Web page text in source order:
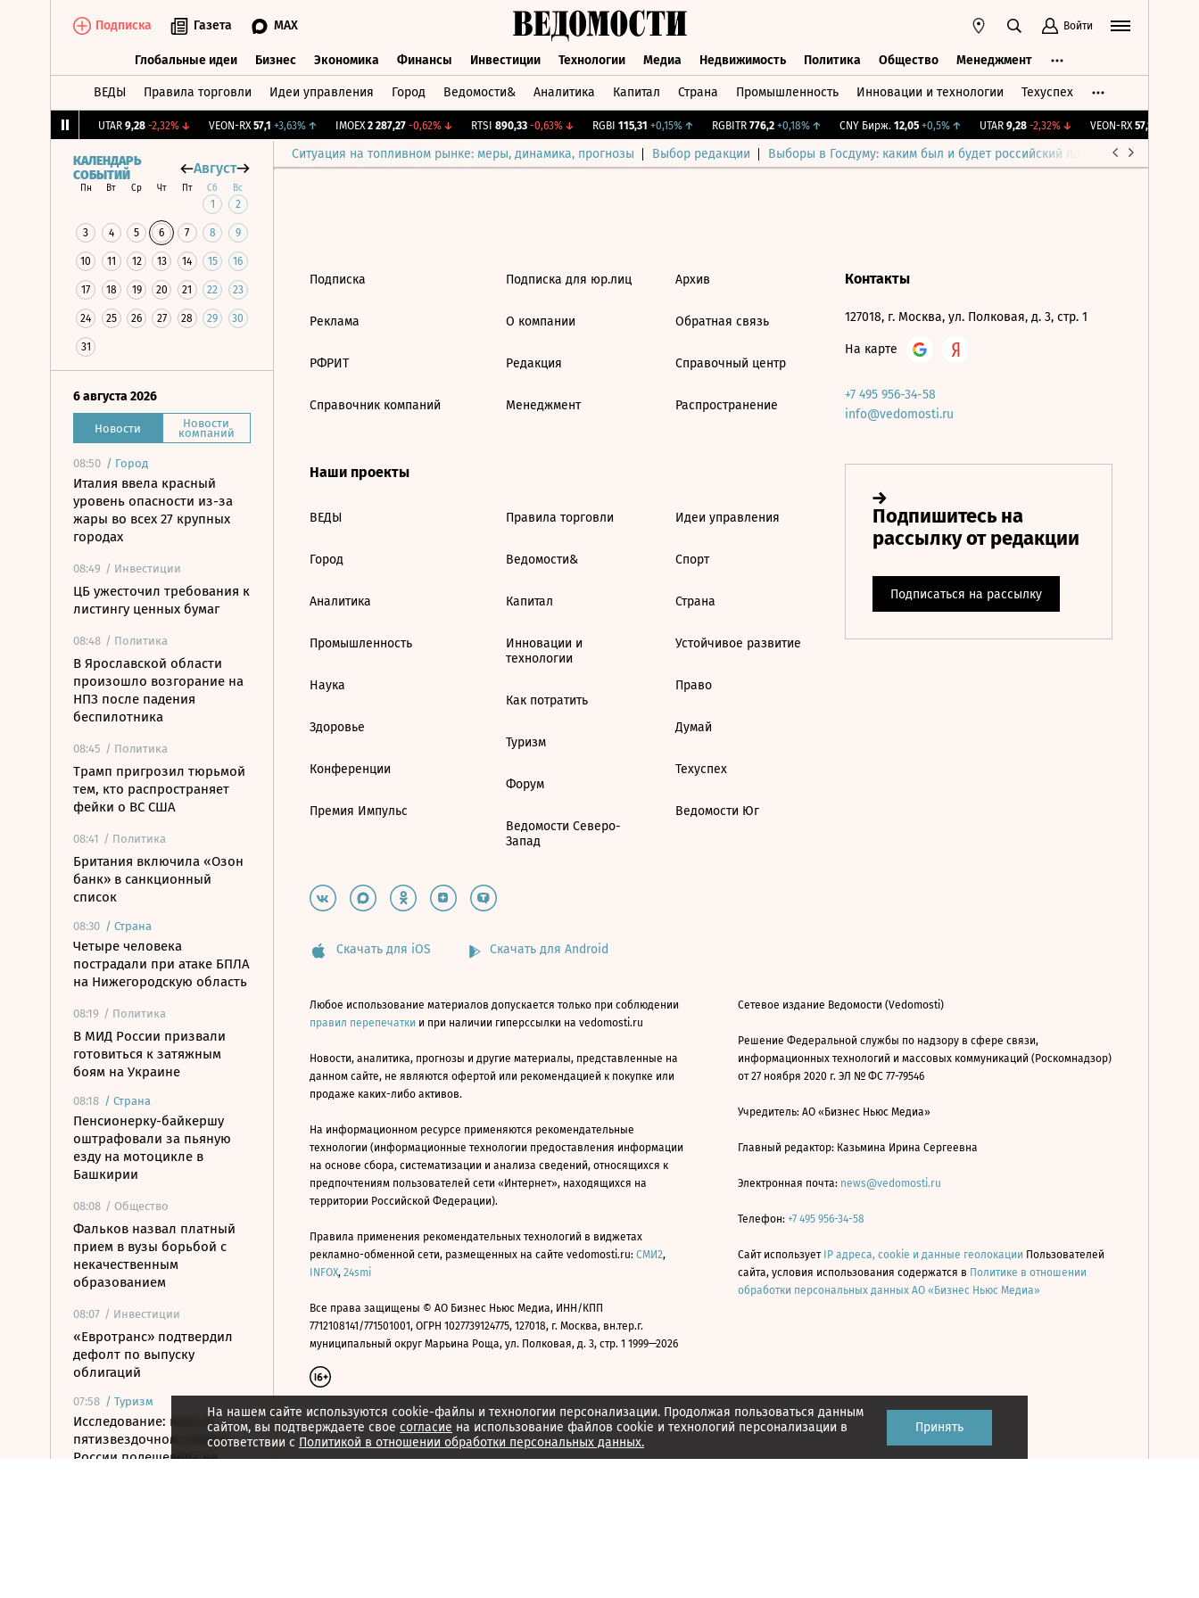
Подписка Газета MAX Войти
Глобальные идеи Бизнес Экономика Финансы Инвестиции Технологии Медиа Недвижимость Политика Общество Менеджмент
ВЕДЫ Правила торговли Идеи управления Город Ведомости& Аналитика Капитал Страна Промышленность Инновации и технологии Техуспех
UTAR 9,28 -2,32%↓ VEON-RX 57,1 +3,63%↑ IMOEX 2 287,27 -0,62%↓ RTSI 890,33 -0,63%↓ RGBI 115,31 +0,15%↑ RGBITR 776,2 +0,18%↑ CNY Бирж. 12,05 +0,5%↑ UTAR 9,28 -2,32%↓ VEON-RX 57,1 +3,63%
Ситуация на топливном рынке: меры, динамика, прогнозы Выбор редакции Выборы в Госдуму: каким был и будет российский парламент
КАЛЕНДАРЬ
СОБЫТИЙ
Август
Пн Вт Ср Чт Пт Сб Вс
1 2
3 4 5 6 7 8 9
10 11 12 13 14 15 16
17 18 19 20 21 22 23
24 25 26 27 28 29 30
31
6 августа 2026
Новости Новости
компаний
08:50 / Город
Италия ввела красный
уровень опасности из-за
жары во всех 27 крупных
городах
08:49 / Инвестиции
ЦБ ужесточил требования к
листингу ценных бумаг
08:48 / Политика
В Ярославской области
произошло возгорание на
НПЗ после падения
беспилотника
08:45 / Политика
Трамп пригрозил тюрьмой
тем, кто распространяет
фейки о ВС США
08:41 / Политика
Британия включила «Озон
банк» в санкционный
список
08:30 / Страна
Четыре человека
пострадали при атаке БПЛА
на Нижегородскую область
08:19 / Политика
В МИД России призвали
готовиться к затяжным
боям на Украине
08:18 / Страна
Пенсионерку-байкершу
оштрафовали за пьяную
езду на мотоцикле в
Башкирии
08:08 / Общество
Фальков назвал платный
прием в вузы борьбой с
некачественным
образованием
08:07 / Инвестиции
«Евротранс» подтвердил
дефолт по выпуску
облигаций
07:58 / Туризм
Исследование: ночь в
пятизвездочном отеле в
России подешевела на
На нашем сайте используются cookie-файлы и технологии персонализации. Продолжая пользоваться данным
сайтом, вы подтверждаете свое согласие на использование файлов cookie и технологий персонализации в
соответствии с Политикой в отношении обработки персональных данных.
Принять
Подписка
Реклама
РФРИТ
Справочник компаний
Подписка для юр.лиц
О компании
Редакция
Менеджмент
Архив
Обратная связь
Справочный центр
Распространение
Наши проекты
ВЕДЫ
Город
Аналитика
Промышленность
Наука
Здоровье
Конференции
Премия Импульс
Правила торговли
Ведомости&
Капитал
Инновации и
технологии
Как потратить
Туризм
Форум
Ведомости Северо-
Запад
Идеи управления
Спорт
Страна
Устойчивое развитие
Право
Думай
Техуспех
Ведомости Юг
Контакты
127018, г. Москва, ул. Полковая, д. 3, стр. 1
На карте
+7 495 956-34-58
info@vedomosti.ru
Скачать для iOS Скачать для Android
Любое использование материалов допускается только при соблюдении
правил перепечатки и при наличии гиперссылки на vedomosti.ru
Новости, аналитика, прогнозы и другие материалы, представленные на
данном сайте, не являются офертой или рекомендацией к покупке или
продаже каких-либо активов.
На информационном ресурсе применяются рекомендательные
технологии (информационные технологии предоставления информации
на основе сбора, систематизации и анализа сведений, относящихся к
предпочтениям пользователей сети «Интернет», находящихся на
территории Российской Федерации).
Правила применения рекомендательных технологий в виджетах
рекламно-обменной сети, размещенных на сайте vedomosti.ru: СМИ2,
INFOX, 24smi
Все права защищены © АО Бизнес Ньюс Медиа, ИНН/КПП
7712108141/771501001, ОГРН 1027739124775, 127018, г. Москва, вн.тер.г.
муниципальный округ Марьина Роща, ул. Полковая, д. 3, стр. 1 1999—2026
Сетевое издание Ведомости (Vedomosti)
Решение Федеральной службы по надзору в сфере связи,
информационных технологий и массовых коммуникаций (Роскомнадзор)
от 27 ноября 2020 г. ЭЛ № ФС 77-79546
Учредитель: АО «Бизнес Ньюс Медиа»
Главный редактор: Казьмина Ирина Сергеевна
Электронная почта: news@vedomosti.ru
Телефон: +7 495 956-34-58
Сайт использует IP адреса, cookie и данные геолокации Пользователей
сайта, условия использования содержатся в Политике в отношении
обработки персональных данных АО «Бизнес Ньюс Медиа»